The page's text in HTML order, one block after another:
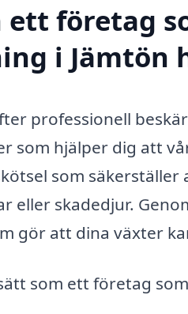
ett företag
i Jämtön
professionell
som hjälper dig att
som
eller skadedjur.
gör att dina växter
som ett företag